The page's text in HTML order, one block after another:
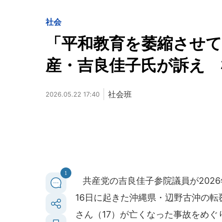
社会
「平和教育を萎縮させ
産・吉良佳子氏が訴え
2026.05.22 17:40 社会班
1
共産党の吉良佳子参院議員が
16日に起きた沖縄県・辺野古沖の
さん（17）が亡くなった事故をめ